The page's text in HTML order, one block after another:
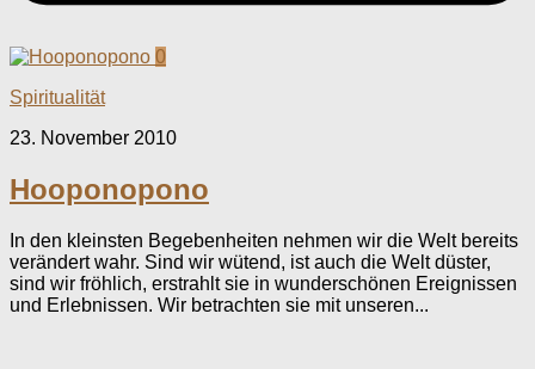
0
Spiritualität
23. November 2010
Hooponopono
In den kleinsten Begebenheiten nehmen wir die Welt bereits
verändert wahr. Sind wir wütend, ist auch die Welt düster,
sind wir fröhlich, erstrahlt sie in wunderschönen Ereignissen
und Erlebnissen. Wir betrachten sie mit unseren...